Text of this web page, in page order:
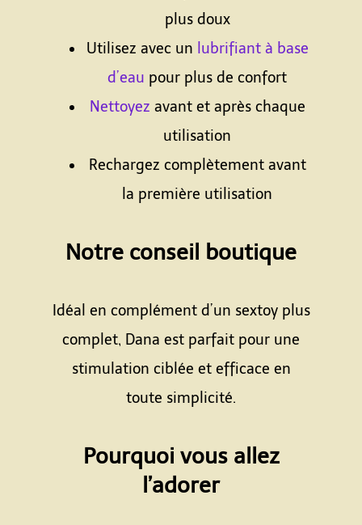
plus doux
Utilisez avec un lubrifiant à base
d’eau pour plus de confort
Nettoyez avant et après chaque
utilisation
Rechargez complètement avant
la première utilisation
Notre conseil boutique
Idéal en complément d’un sextoy plus
complet, Dana est parfait pour une
stimulation ciblée et efficace en
toute simplicité.
Pourquoi vous allez
l’adorer